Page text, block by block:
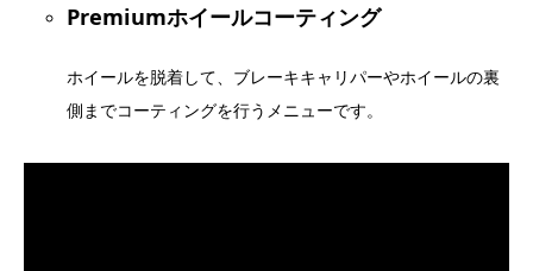
Premiumホイールコーティング
ホイールを脱着して、ブレーキキャリパーやホイールの裏
側までコーティングを行うメニューです。